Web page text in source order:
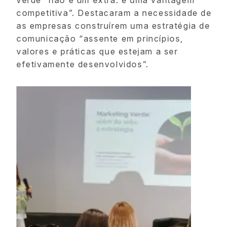
competitiva”. Destacaram a necessidade de
as empresas construírem uma estratégia de
comunicação “assente em princípios,
valores e práticas que estejam a ser
efetivamente desenvolvidos”.